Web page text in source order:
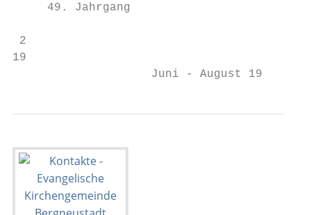
     49. Jahrgang
2
19
                    Juni - August 19